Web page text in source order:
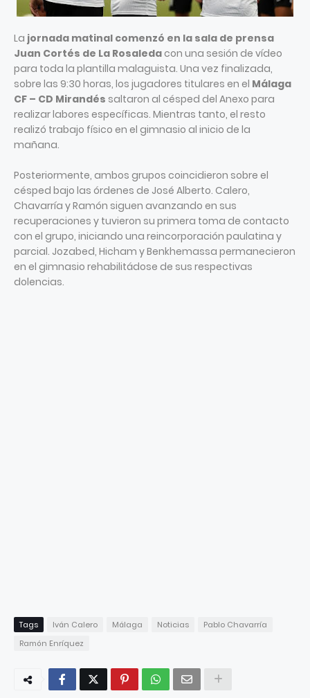
La jornada matinal comenzó en la sala de prensa
Juan Cortés de La Rosaleda con una sesión de vídeo
para toda la plantilla malaguista. Una vez finalizada,
sobre las 9:30 horas, los jugadores titulares en el Málaga
CF – CD Mirandés saltaron al césped del Anexo para
realizar labores específicas. Mientras tanto, el resto
realizó trabajo físico en el gimnasio al inicio de la
mañana.
Posteriormente, ambos grupos coincidieron sobre el
césped bajo las órdenes de José Alberto. Calero,
Chavarría y Ramón siguen avanzando en sus
recuperaciones y tuvieron su primera toma de contacto
con el grupo, iniciando una reincorporación paulatina y
parcial. Jozabed, Hicham y Benkhemassa permanecieron
en el gimnasio rehabilitádose de sus respectivas
dolencias.
Tags Iván Calero Málaga Noticias
Pablo Chavarría
Ramón Enríquez